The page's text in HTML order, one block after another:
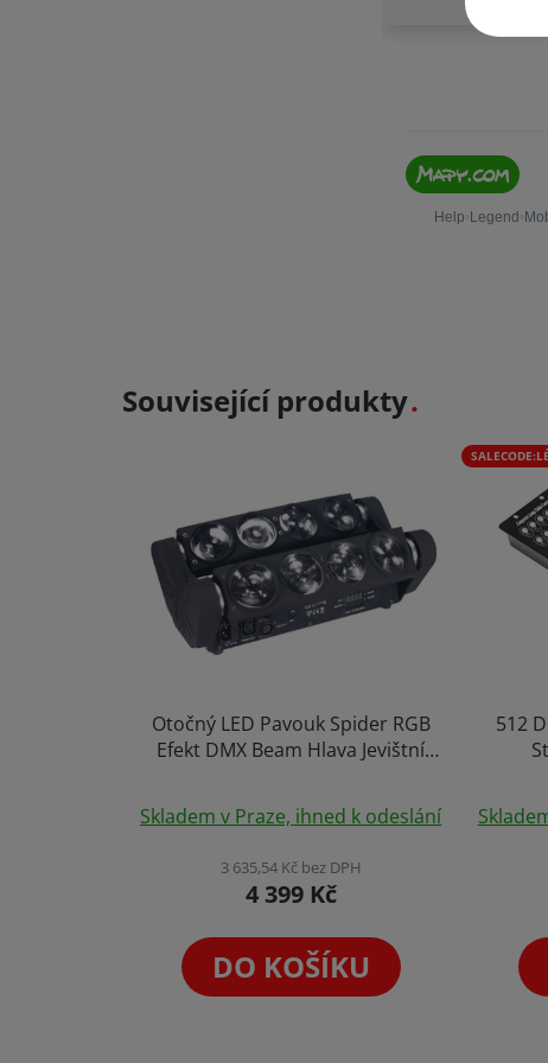
Související produkty
Otočný LED Pavouk Spider RGB
Efekt DMX Beam Hlava Jevištní
hodnocení
produktu
je
z
Skladem v Praze, ihned k odeslání
3 635,54 Kč bez DPH
4 399 Kč
DO KOŠÍKU
512